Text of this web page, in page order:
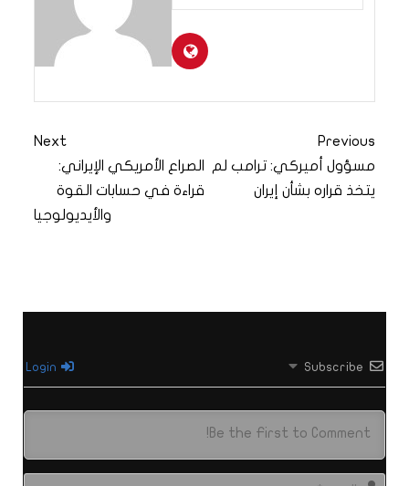
Previous
مسؤول أميركي: ترامب لم
يتخذ قراره بشأن إيران
Next
الصراع الأمريكي الإيراني:
قراءة في حسابات القوة
والأيديولوجيا
Subscribe